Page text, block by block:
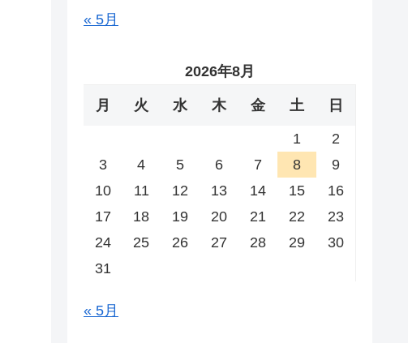
« 5月
2026年8月
月 火 水 木 金 土 日
1
2
3
4 5 6 7 8
9
10
11 12 13 14 15
16
17
18 19 20 21 22
23
24
25 26 27 28 29
30
31
« 5月